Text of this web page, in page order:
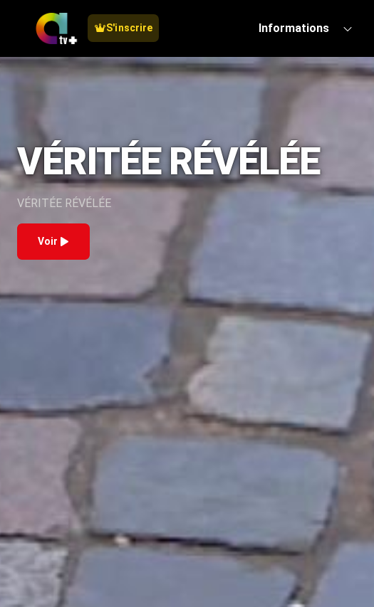
S'inscrire Informations
Antilles
VÉRITÉE RÉVÉLÉE
VÉRITÉE RÉVÉLÉE
Voir